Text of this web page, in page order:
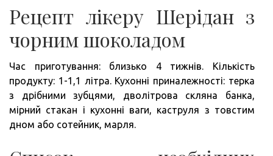
Рецепт лікеру Шерідан з
чорним шоколадом
Час приготування: близько 4 тижнів. Кількість
продукту: 1-1,1 літра. Кухонні приналежності: терка
з дрібними зубцями, дволітрова скляна банка,
мірний стакан і кухонні ваги, каструля з товстим
дном або сотейник, марля.